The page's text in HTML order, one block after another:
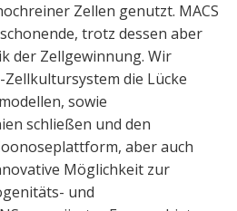
Zellen genutzt. MACS
trotz dessen aber
der Zellgewinnung. Wir
die Lücke
sowie
schließen und den
aber auch
Möglichkeit zur
und